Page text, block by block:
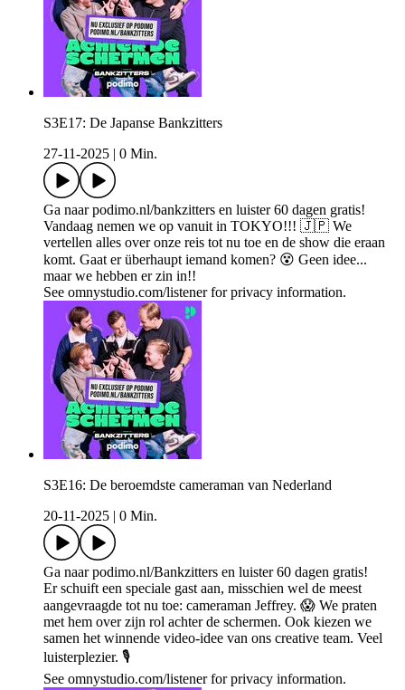
S3E17: De Japanse Bankzitters
27-11-2025
0 Min.
Ga naar podimo.nl/bankzitters en luister 60 dagen gratis!
Vandaag nemen we op vanuit in TOKYO!!! 🇯🇵 We
vertellen alles over onze reis tot nu toe en de show die eraan
komt. Gaat er überhaupt iemand komen? 😵 Geen idee...
maar we hebben er zin in!!
See omnystudio.com/listener for privacy information.
S3E16: De beroemdste cameraman van Nederland
20-11-2025
0 Min.
Ga naar podimo.nl/Bankzitters en luister 60 dagen gratis!
Er schuift een speciale gast aan, misschien wel de meest
aangevraagde tot nu toe: cameraman Jeffrey. 😱 We praten
met hem over zijn rol achter de schermen. Ook kiezen we
samen het winnende video-idee van ons creative team. Veel
luisterplezier. 🎙
See omnystudio.com/listener for privacy information.